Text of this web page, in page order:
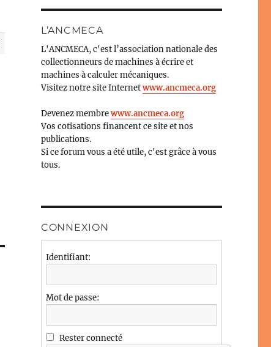
L’ANCMECA
L'ANCMECA, c'est l’association nationale des
collectionneurs de machines à écrire et
machines à calculer mécaniques.
Visitez notre site Internetwww.ancmeca.org
Devenez membrewww.ancmeca.org
Vos cotisations financent ce site et nos
publications.
Si ce forum vous a été utile, c'est grâce à vous
tous.
CONNEXION
Identifiant:
Mot de passe:
Rester connecté